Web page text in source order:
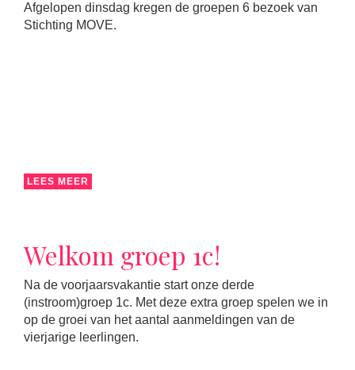
Afgelopen dinsdag kregen de groepen 6 bezoek van
Stichting MOVE.
LEES MEER
Welkom groep 1c!
Na de voorjaarsvakantie start onze derde
(instroom)groep 1c. Met deze extra groep spelen we in
op de groei van het aantal aanmeldingen van de
vierjarige leerlingen.